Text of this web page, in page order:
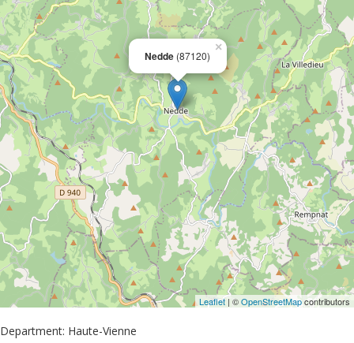
Nedde (87120)
×
Leaflet| ©OpenStreetMapcontributors
Department: Haute-Vienne